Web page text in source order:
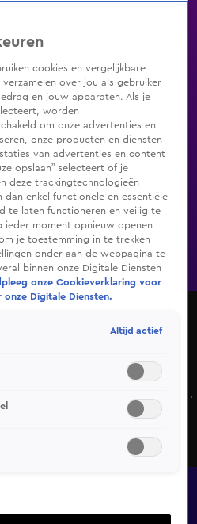
Zenders Genres
Shop
De Bondgenoten
het de BN'ers niet makkelijk
mogelijk zakjes gooien door
gaat alleen maar soms goed.
cookies en vergelijkbare
over jou als gebruiker
en jouw apparaten. Als je
worden
om onze advertenties en
onze producten en diensten
van advertenties en content
opslaan” selecteert of je
deze trackingtechnologieën
dan enkel functionele en essentiële
te laten functioneren en veilig te
ieder moment opnieuw openen
je toestemming in te trekken
onder aan de webpagina te
binnen onze Digitale Diensten
onze Cookieverklaring voor
onze Digitale Diensten.
Altijd actief